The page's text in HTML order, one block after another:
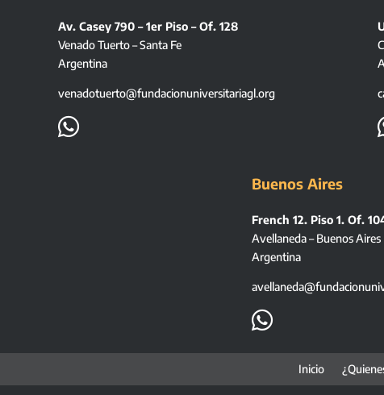
Av. Casey 790 – 1er Piso – Of. 128
Venado Tuerto – Santa Fe
Argentina
venadotuerto@fundacionuniversitariagl.org

Buenos Aires
French 12. Piso 1. Of.
Avellaneda – Buenos Aires
Argentina

Inicio